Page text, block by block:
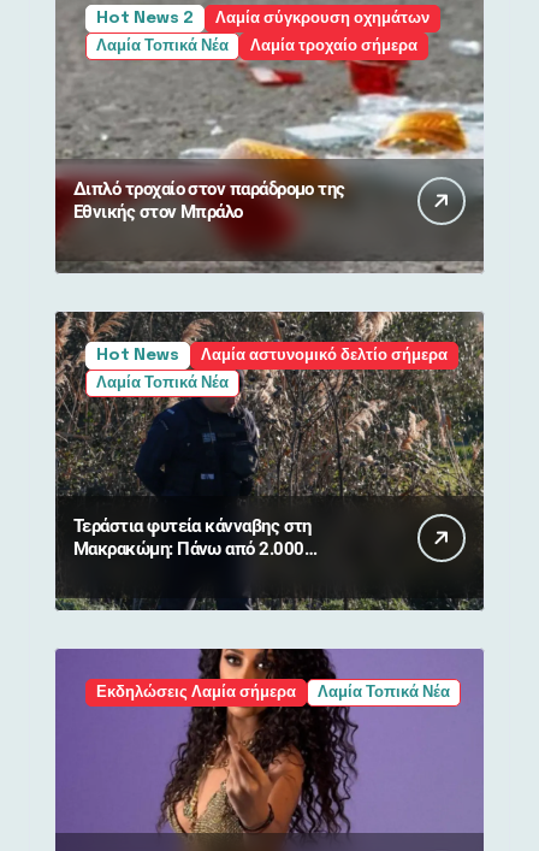
Hot News 2
Λαμία σύγκρουση οχημάτων
Λαμία Τοπικά Νέα
Λαμία τροχαίο σήμερα
Διπλό τροχαίο στον παράδρομο της
Εθνικής στον Μπράλο
Hot News
Λαμία αστυνομικό δελτίο σήμερα
Λαμία Τοπικά Νέα
Τεράστια φυτεία κάνναβης στη
Μακρακώμη: Πάνω από 2.000
Εκδηλώσεις Λαμία σήμερα Λαμία Τοπικά Νέα